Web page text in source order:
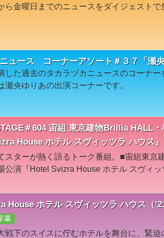
ら金曜日までのニュースをダイジェストで
ュース コーナーアソート＃３７「瀬央
した過去のタカラヅカニュースのコーナー
瀬央ゆりあの出演コーナーです。
＃604 宙組 東京建物Brillia HALL
House ホテル スヴィッツラ ハウス』
スターが熱く語るトーク番組。■宙組東京
公演『Hotel Svizra House ホテル スヴィ
House ホテル スヴィッツラ ハウス（
幕
戦下のスイスに佇むホテルを舞台に、緊迫